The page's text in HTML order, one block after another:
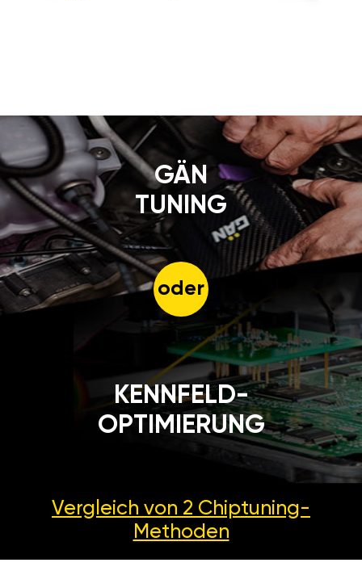
GÄN
TUNING
oder
KENNFELD-
OPTIMIERUNG
Vergleich von 2 Chiptuning-
Methoden